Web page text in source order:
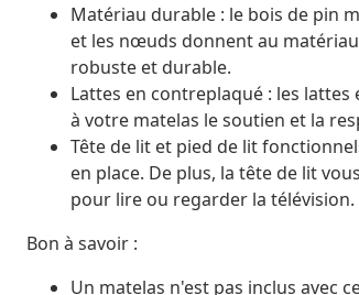
Matériau durable : le bois de pin
et les nœuds donnent au
robuste et durable.
Lattes en contreplaqué : les
à votre matelas le soutien et la
Tête de lit et pied de lit
en place. De plus, la tête de lit
pour lire ou regarder la télévision.
Bon à savoir :
Un matelas n'est pas inclus avec